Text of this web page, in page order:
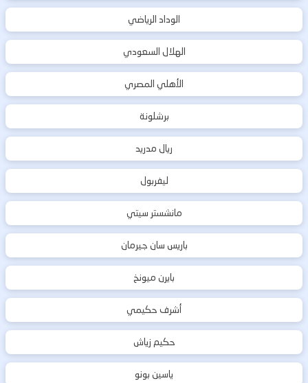
الوداد الرياضي
الهلال السعودي
الأهلي المصري
برشلونة
ريال مدريد
ليفربول
مانشستر سيتي
باريس سان جيرمان
بايرن ميونخ
أشرف حكيمي
حكيم زياش
ياسين بونو